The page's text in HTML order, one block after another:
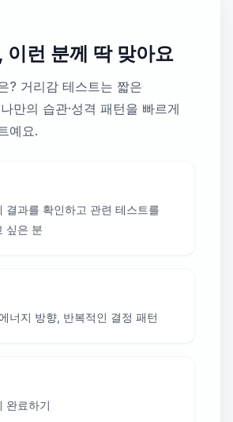
이런 분께 딱 맞아요
? 거리감 테스트는 짧은
만의 습관·성격 패턴을 빠르게
예요.
결과를 확인하고 관련 테스트를
싶은 분
너지 방향, 반복적인 결정 패턴
완료하기